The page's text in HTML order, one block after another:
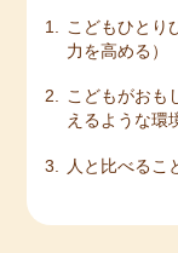
こどもひとり
力を高める）
こどもがおも
えるような環
人と比べるこ